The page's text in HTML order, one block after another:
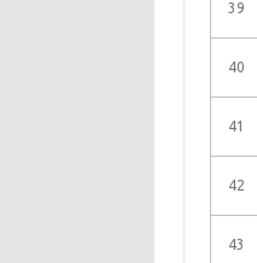
39
40
41
42
43